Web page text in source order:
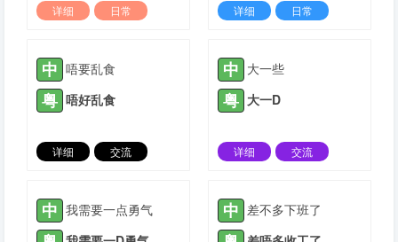
详细
日常
详细
日常
中 唔要乱食
粤 唔好乱食
详细
交流
中 大一些
粤 大一D
详细
交流
中 我需要一点勇气 中 差不多下班了